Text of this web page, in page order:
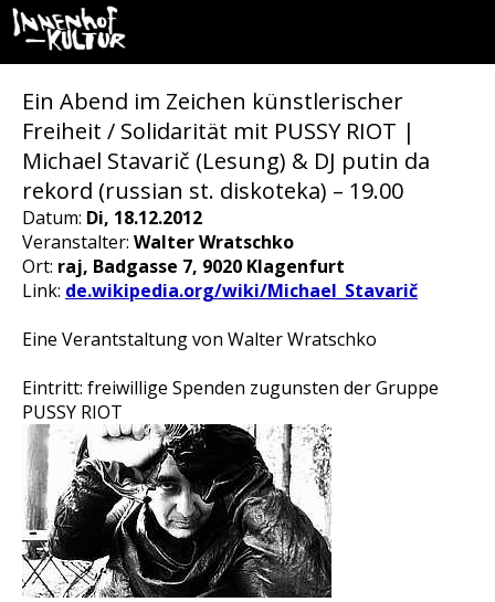
Ein Abend im Zeichen künstlerischer
Freiheit / Solidarität mit PUSSY RIOT |
Michael Stavarič (Lesung) & DJ putin da
rekord (russian st. diskoteka) – 19.00
Datum: Di, 18.12.2012
Veranstalter: Walter Wratschko
Ort: raj, Badgasse 7, 9020 Klagenfurt
Link: de.wikipedia.org/wiki/Michael_Stavarič
Eine Verantstaltung von Walter Wratschko
Eintritt: freiwillige Spenden zugunsten der Gruppe
PUSSY RIOT